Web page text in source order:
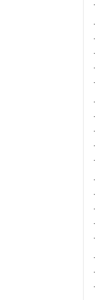
·
·
·
·
·
·
·
·
·
·
·
·
·
·
·
·
·
·
·